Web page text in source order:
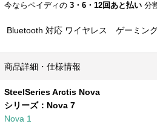
今ならペイディの 3・6・12回あと払い 分
Bluetooth 対応 ワイヤレス ゲーミン
商品詳細・仕様情報
SteelSeries Arctis Nova
シリーズ： Nova 7
Nova 1